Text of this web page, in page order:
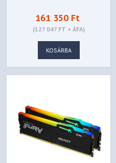
XMP) 32GB - F5-
5200J4040A16GX2-
RS5W (KIT 2DB)
161 350 Ft
(127 047 FT + ÁFA)
KOSÁRBA